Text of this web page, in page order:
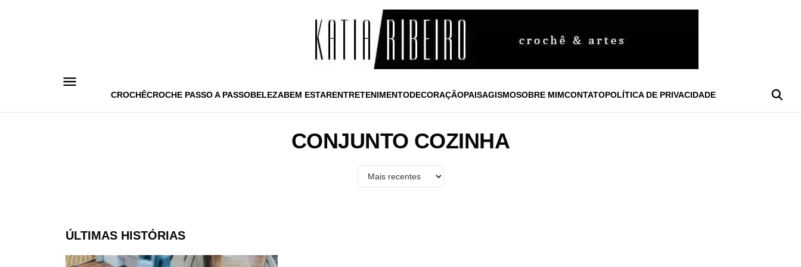
CROCHÊCROCHE PASSO A PASSOBELEZABEM ESTARENTRETENIMENTODECORAÇÃOPAISAGISMOSOBRE MIMCONTATOPOLÍTICA DE PRIVACIDADE
CONJUNTO COZINHA
ÚLTIMAS HISTÓRIAS